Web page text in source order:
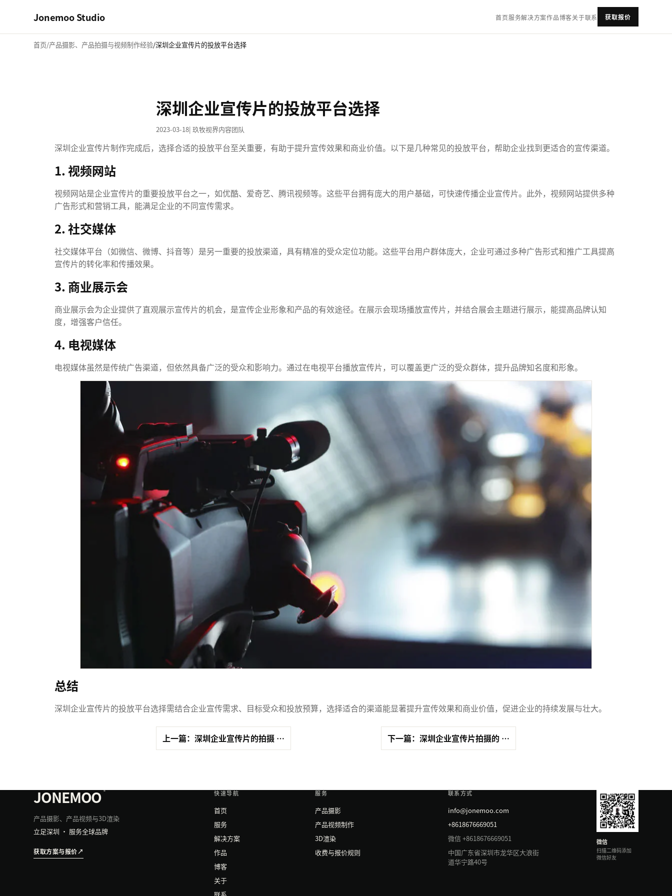
Jonemoo Studio 首页服务解决方案作品博客关于联系 获取报价
首页 产品摄影、产品拍摄与视频制作经验 深圳企业宣传片的投放平台选择
深圳企业宣传片的投放平台选择
2023-03-18| 玖牧视界内容团队
深圳企业宣传片制作完成后，选择合适的投放平台至关重要，有助于提升宣传效果和商业价值。以下是几种常见的投放平台，帮助企业找到更适合的宣传渠道。
1. 视频网站
视频网站是企业宣传片的重要投放平台之一，如优酷、爱奇艺、腾讯视频等。这些平台拥有庞大的用户基础，可快速传播企业宣传片。此外，视频网站提供多种
广告形式和营销工具，能满足企业的不同宣传需求。
2. 社交媒体
社交媒体平台（如微信、微博、抖音等）是另一重要的投放渠道，具有精准的受众定位功能。这些平台用户群体庞大，企业可通过多种广告形式和推广工具提高
宣传片的转化率和传播效果。
3. 商业展示会
商业展示会为企业提供了直观展示宣传片的机会，是宣传企业形象和产品的有效途径。在展示会现场播放宣传片，并结合展会主题进行展示，能提高品牌认知
度，增强客户信任。
4. 电视媒体
电视媒体虽然是传统广告渠道，但依然具备广泛的受众和影响力。通过在电视平台播放宣传片，可以覆盖更广泛的受众群体，提升品牌知名度和形象。
总结
深圳企业宣传片的投放平台选择需结合企业宣传需求、目标受众和投放预算，选择适合的渠道能显著提升宣传效果和商业价值，促进企业的持续发展与壮大。
上一篇：深圳企业宣传片的拍摄 … 下一篇：深圳企业宣传片拍摄的 …
JONEMOO ®
产品摄影、产品视频与3D渲染
立足深圳 · 服务全球品牌
获取方案与报价↗
快速导航
首页
服务
解决方案
作品
博客
关于
服务
产品摄影
产品视频制作
3D渲染
收费与报价规则
联系方式
info@jonemoo.com
+8618676669051
微信 +8618676669051
中国广东省深圳市龙华区大浪街
道华宁路40号
微信
扫描二维码添加
微信好友